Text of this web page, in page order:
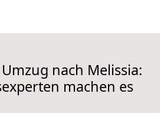
nach Melissia:
machen es